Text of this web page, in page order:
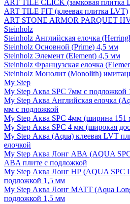
ART TILE CLICK (замковая плитка
ART TILE FIT (клеевая плитка LVT)
ART STONE ARMOR PARQUET
Steinholz
Steinholz Английская елочка
Steinholz Основной (Prime) 4,5 мм
Steinholz Элемент (Element) 4,5 мм
Steinholz Французская елочка
Steinholz Монолит (Monolith)
My Step
My Step Аква SPC 7мм c подложкой
My Step Аква Английская елочка
мм с подложкой
My Step Аква SPC 4мм (ширина 151
My Step Аква SPC 4 мм (широкая
My Step Аква (Aqua) клеевая LVT
елочкой
My Step Аква Лонг АВА (AQUA
ABA плите с подложкой
My Step Аква Лонг НР (AQUA SPC
подложкой 1,5 мм
My Step Аква Лонг MATT (Aqua
подложкой 1,5 мм